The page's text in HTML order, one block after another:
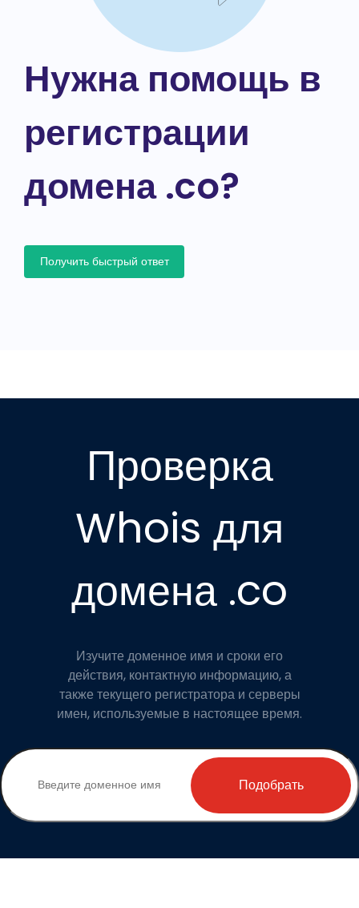
Нужна помощь в
регистрации
домена .co?
Получить быстрый ответ
Проверка
Whois для
домена .co
Изучите доменное имя и сроки его
действия, контактную информацию, а
также текущего регистратора и серверы
имен, используемые в настоящее время.
Подобрать